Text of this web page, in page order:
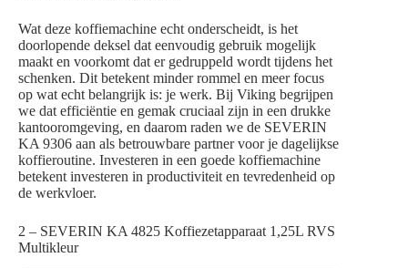
Wat deze koffiemachine echt onderscheidt, is het
doorlopende deksel dat eenvoudig gebruik mogelijk
maakt en voorkomt dat er gedruppeld wordt tijdens het
schenken. Dit betekent minder rommel en meer focus
op wat echt belangrijk is: je werk. Bij Viking begrijpen
we dat efficiëntie en gemak cruciaal zijn in een drukke
kantooromgeving, en daarom raden we de SEVERIN
KA 9306 aan als betrouwbare partner voor je dagelijkse
koffieroutine. Investeren in een goede koffiemachine
betekent investeren in productiviteit en tevredenheid op
de werkvloer.
2 – SEVERIN KA 4825 Koffiezetapparaat 1,25L RVS
Multikleur